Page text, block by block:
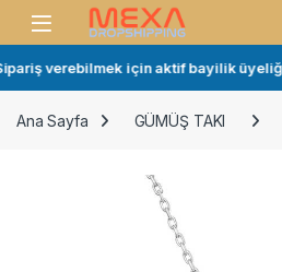
Skip to navigation
Skip to content
Open
verebilmek için aktif bayilik üyeliği
Ana Sayfa GÜMÜŞ TAKI